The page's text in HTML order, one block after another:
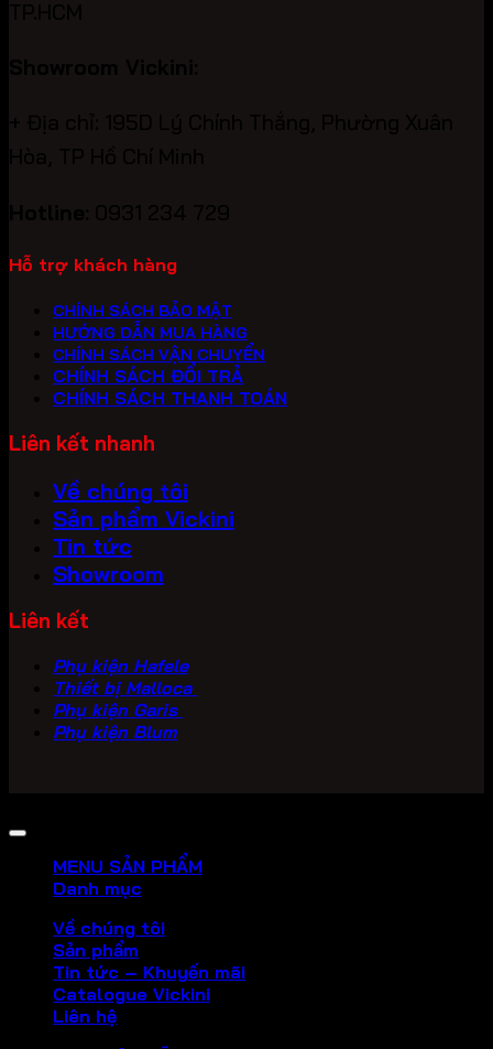
Hỗ trợ khách hàng
CHÍNH SÁCH BẢO MẬT
HƯỚNG DẪN MUA HÀNG
CHÍNH SÁCH VẬN CHUYỂN
CHÍNH SÁCH ĐỔI TRẢ
CHÍNH SÁCH THANH TOÁN
Liên kết nhanh
Về chúng tôi
Sản phẩm Vickini
Tin tức
Showroom
Liên kết
Phụ kiện Hafele
Thiết bị Malloca
Phụ kiện Garis
Phụ kiện Blum
MENU SẢN PHẨM
Danh mục
Về chúng tôi
Sản phẩm
Tin tức – Khuyến mãi
Catalogue Vickini
Liên hệ